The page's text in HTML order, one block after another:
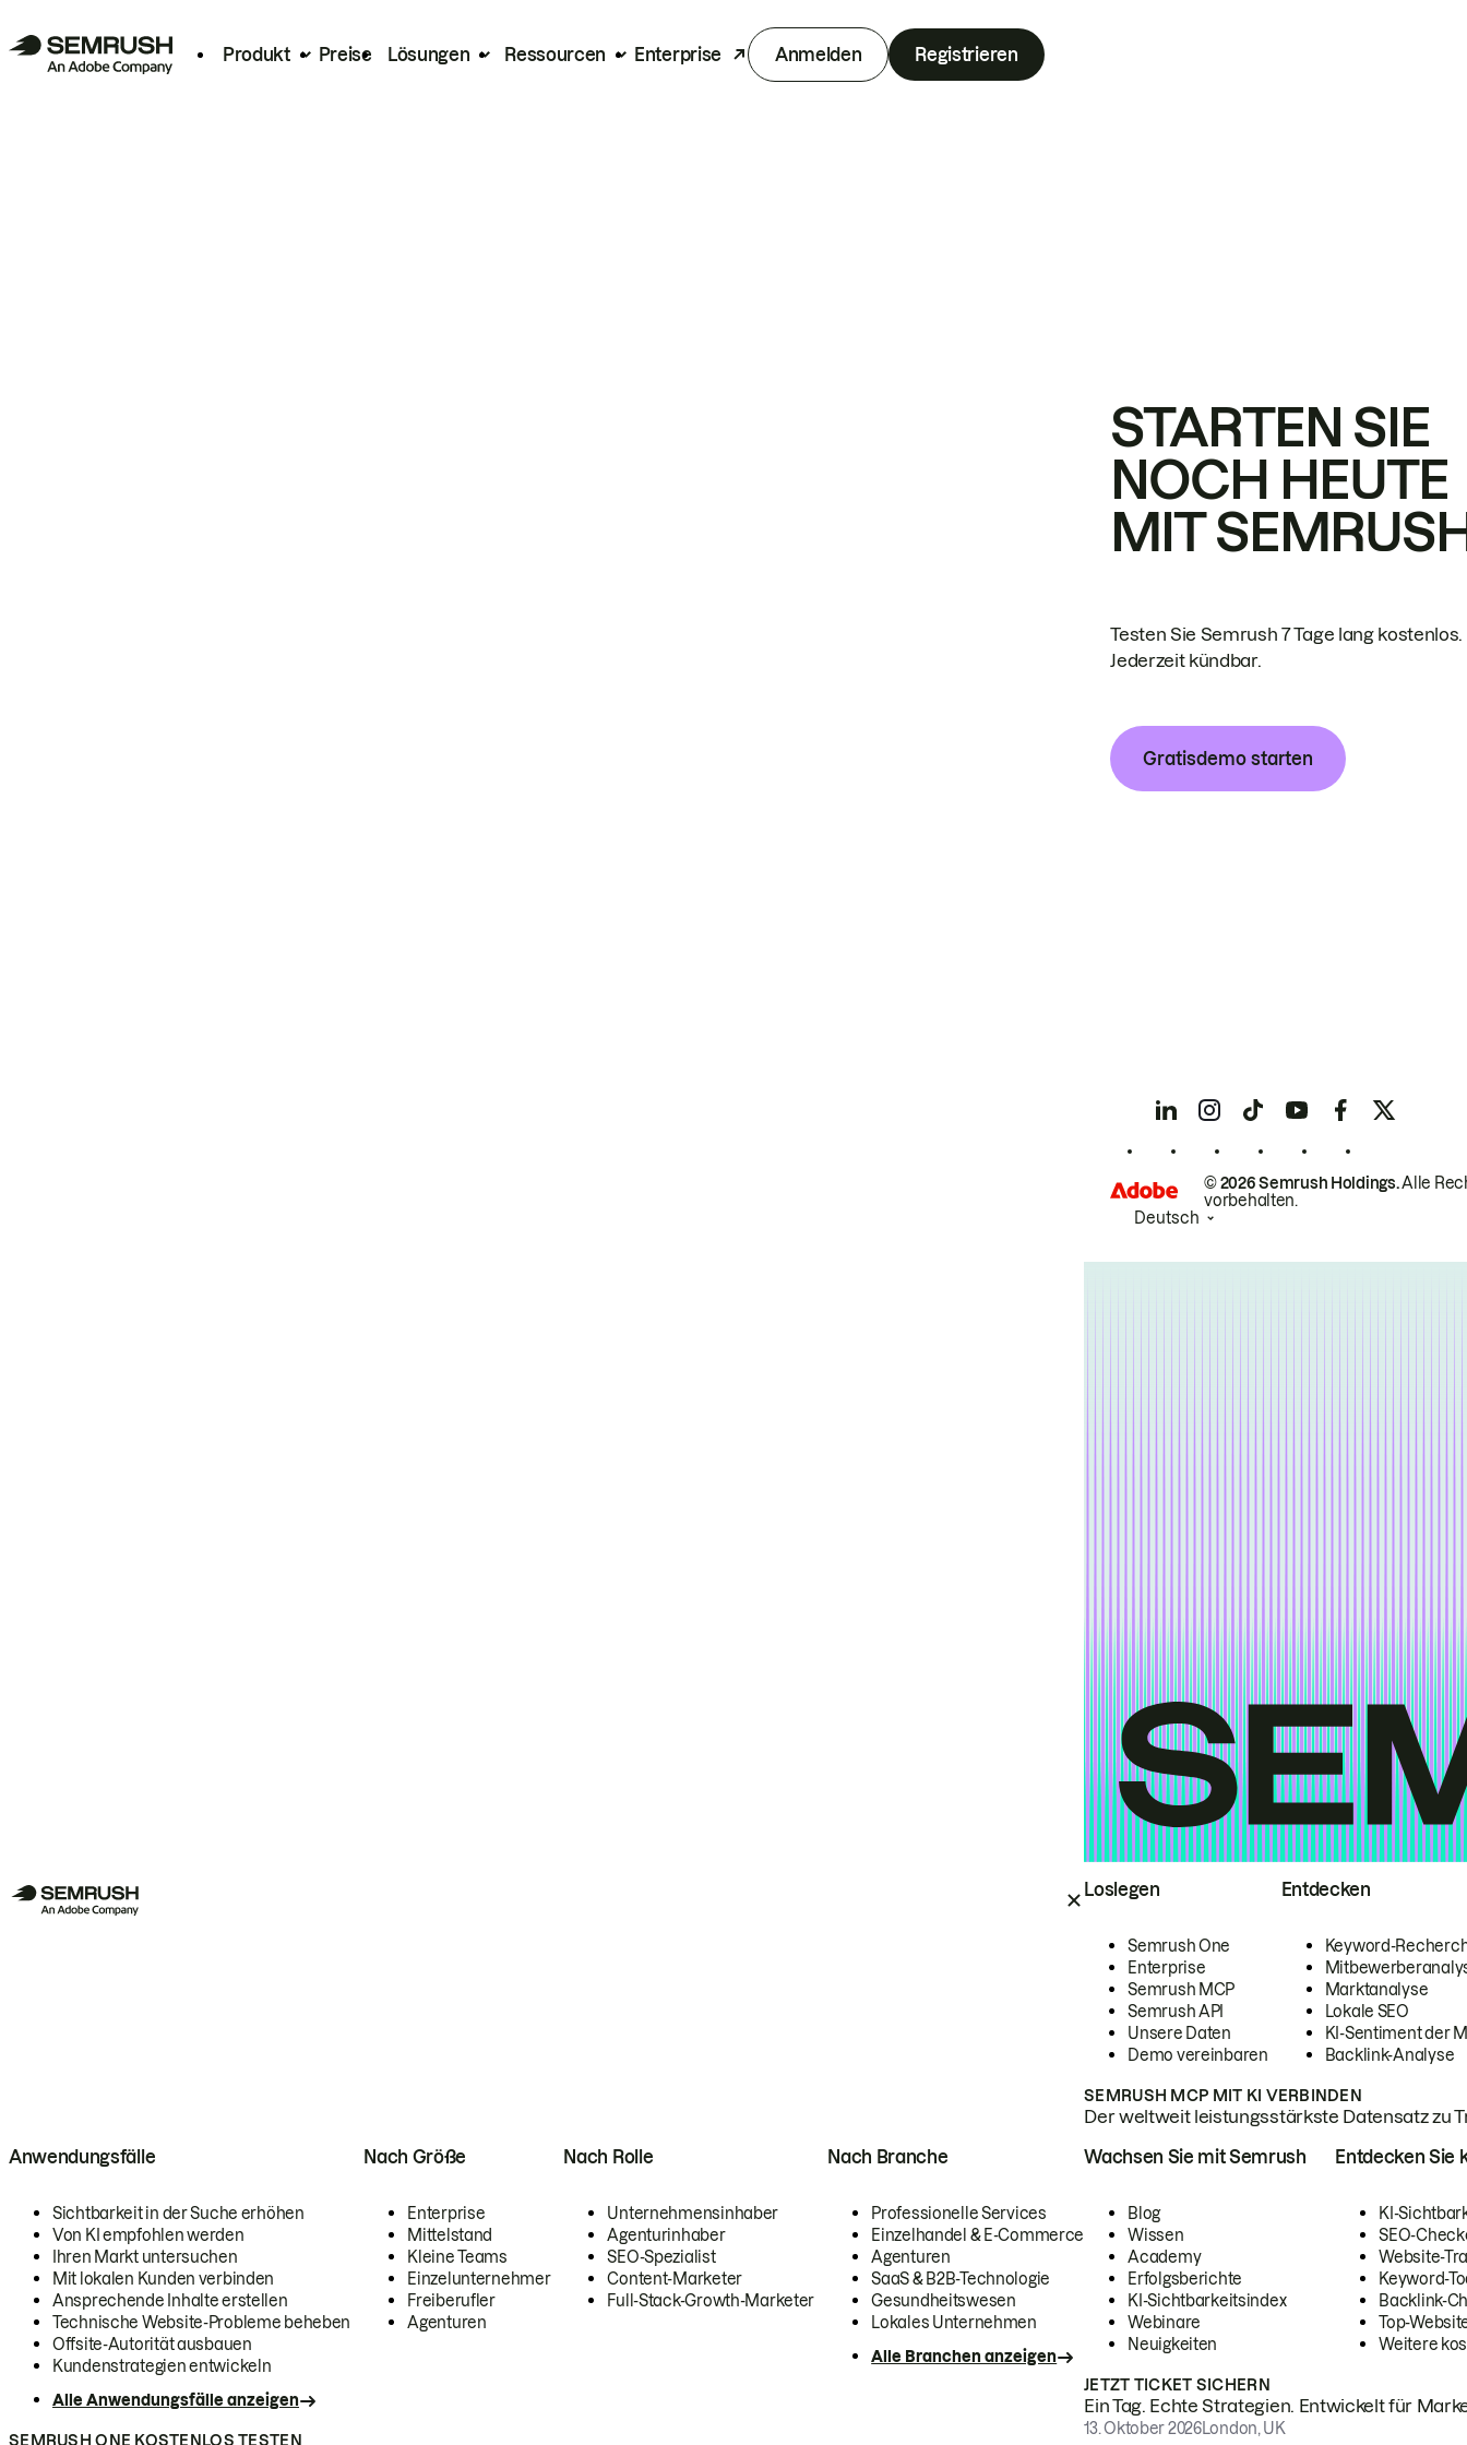
Produkt Preise Lösungen Ressourcen Enterprise Anmelden Registrieren
Loslegen
Semrush One
Enterprise
Semrush MCP
Semrush API
Unsere Daten
Demo vereinbaren
Entdecken
Keyword-
Marktanalyse
Lokale SEO
KI-Sentiment der
Backlink-Analyse
SEMRUSH MCP MIT KI VERBINDEN
Der weltweit leistungsstärkste Datensatz zu
Anwendungsfälle
Sichtbarkeit in der Suche erhöhen
Von KI empfohlen werden
Ihren Markt untersuchen
Mit lokalen Kunden verbinden
Ansprechende Inhalte erstellen
Technische Website-Probleme beheben
Offsite-Autorität ausbauen
Kundenstrategien entwickeln
Alle Anwendungsfälle anzeigen
Nach Größe
Enterprise
Mittelstand
Kleine Teams
Einzelunternehmer
Freiberufler
Agenturen
Nach Rolle
Unternehmensinhaber
Agenturinhaber
SEO-Spezialist
Content-Marketer
Full-Stack-Growth-Marketer
Nach Branche
Professionelle Services
Einzelhandel & E-Commerce
Agenturen
SaaS & B2B-Technologie
Gesundheitswesen
Lokales Unternehmen
Alle Branchen anzeigen
SEMRUSH ONE KOSTENLOS TESTEN
Wachsen Sie mit Semrush
Blog
Wissen
Academy
Erfolgsberichte
KI-Sichtbarkeitsindex
Webinare
Neuigkeiten
Entdecken Sie
KI-
SEO-
Website-
Keyword-
Backlink-
Top-
Weitere
JETZT TICKET SICHERN
Ein Tag. Echte Strategien. Entwickelt für
13. Oktober 2026London, UK
STARTEN SIE
NOCH HEUTE
MIT
Testen Sie Semrush 7 Tage lang kostenlos.
Jederzeit kündbar.
Gratisdemo starten
© 2026 Semrush Holdings.Alle
vorbehalten.
Deutsch